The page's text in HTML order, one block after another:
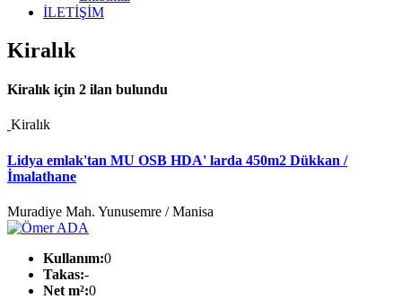
İLETİŞİM
Kiralık
Kiralık için 2 ilan bulundu
Kiralık
Lidya emlak'tan MU OSB HDA' larda 450m2 Dükkan /
İmalathane
Muradiye Mah. Yunusemre / Manisa
Kullanım:0
Takas:-
Net m²:0